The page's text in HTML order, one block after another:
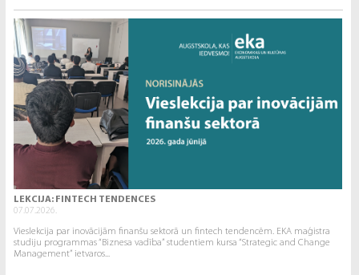
LEKCIJA: FINTECH TENDENCES
07.07.2026.
Vieslekcija par inovācijām finanšu sektorā un fintech tendencēm. EKA maģistra
studiju programmas “Biznesa vadība” studentiem kursa “Strategic and Change
Management” ietvaros...